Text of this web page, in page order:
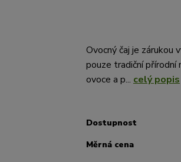
Ovocný čaj je zárukou
pouze tradiční
ovoce a p... celý popis
Dostupnost
Měrná cena